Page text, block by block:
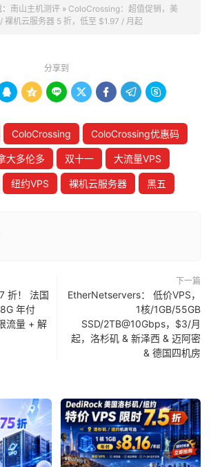
南山主机测评» ColoCrossing：超值促销，美
裸机云服务器 5 折，低至 $1.97 / 月起
分享到
      
ColoCrossing ColoCrossing优惠码
大多伦多 双十一 大流量VPS
纽约VPS 裸机云服务器 黑五
折！ 法国
年付
流量 + 解
下一篇
EtherNetservers： 低价VPS，
1核/1GB/55GB
SSD/2TB@10Gbps，$3/月
起，洛杉矶 & 新泽西 & 迈阿密
& 德国四机房